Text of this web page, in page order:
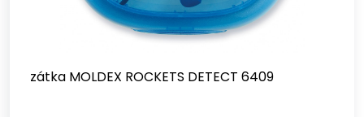
zátka MOLDEX ROCKETS DETECT 6409